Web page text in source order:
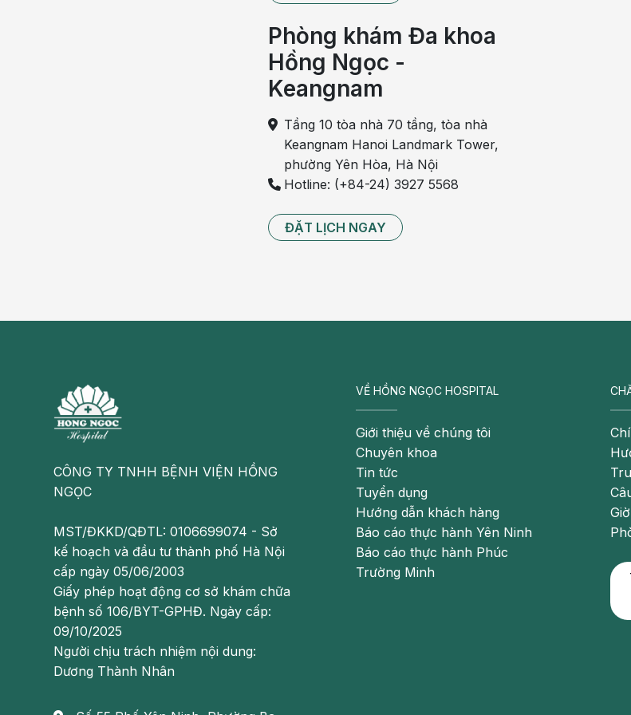
Bên cạnh đó, khi nuốt và ho, bệnh nhân có cảm giác đau rát cổ họng, đôi khi đau nhói lên tai. Khi viêm
hô hấp cũng bị ảnh hưởng khi tổ chức với biểu hiện là khó thở và ngáy to vào ban đêm.
Đau họng, ngứa họng, ho khan đôi khi có đờm
Đây là dấu hiệu đặc trưng cho thấy bạn đang bị viêm họng mãn tính. Dấu hiệu đầu tiên báo hiện
mãn tính là ho, cơn ho thường kéo dài dai dẳng và xuất hiện nhiều về đêm. Sau những cơn ho sẽ
trạng đau họng âm ỉ gây khó chịu, bạn chỉ cần nuốt nước bọt là thấy đau tức họng. Nếu người bệnh
do dị ứng thì sẽ cảm thấy họng ngứa khó chịu như mắc phải vật gì đó trong họng và chỉ muốn khạc
vật ra bên ngoài.
Bên cạnh cảm giác ngứa, đau rát họng và ho khan, nếu xuất hiện đờm xanh thì bạn đã bị viêm họng
bội nhiễm vi khuẩn còn là đờm trắng thì bị viêm họng do siêu vi.
Phòng khám Đa khoa
Hồng Ngọc -
Keangnam
Tầng 10 tòa nhà 70 tầng, tòa nhà
Keangnam Hanoi Landmark Tower,
phường Yên Hòa, Hà Nội
Hotline: (+84-24) 3927 5568
ĐẶT LỊCH NGAY
CÔNG TY TNHH BỆNH VIỆN HỒNG
NGỌC
MST/ĐKKD/QĐTL: 0106699074 - Sở
kế hoạch và đầu tư thành phố Hà Nội
cấp ngày 05/06/2003
Giấy phép hoạt động cơ sở khám chữa
bệnh số 106/BYT-GPHĐ. Ngày cấp:
09/10/2025
Người chịu trách nhiệm nội dung:
Dương Thành Nhân
VỀ HỒNG NGỌC HOSPITAL
Giới thiệu về chúng tôi
Chuyên khoa
Tin tức
Tuyển dụng
Hướng dẫn khách hàng
Báo cáo thực hành Yên Ninh
Báo cáo thực hành Phúc
Trường Minh